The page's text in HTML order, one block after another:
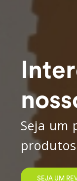
Seja um
SEJA UM